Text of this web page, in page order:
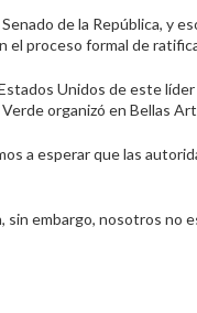
de la República, y
el proceso formal de
Unidos de este líder
organizó en Bellas
a esperar que las
embargo, nosotros no